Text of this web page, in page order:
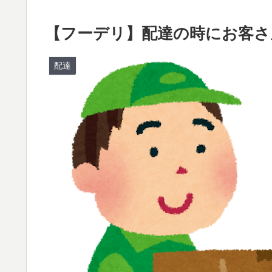
【フーデリ】配達の時にお客
配達